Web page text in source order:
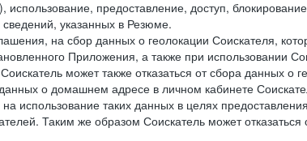
предоставление, доступ,
указанных в Резюме.
на сбор данных о геолокации Соискателя,
Приложения, а также при использовании
может также отказаться от сбора данных о
о домашнем адресе в личном кабинете
использование таких данных в целях
Таким же образом Соискатель может